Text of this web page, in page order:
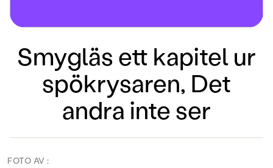
Smygläs ett kapitel ur
spökrysaren, Det
andra inte ser
FOTO AV :